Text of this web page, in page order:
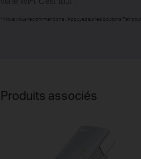
* Nous vous recommandons : Appuyez sur les boutons Pair
Produits associés